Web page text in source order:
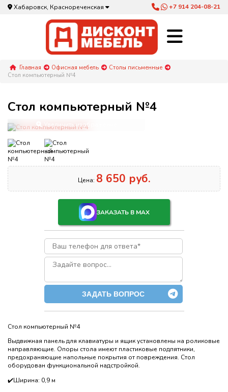
Хабаровск, Краснореченская +7 914 204-08-21
Главная Офисная мебель
Столы письменные
Стол компьютерный №4
Стол компьютерный №4
Увеличить изображение
Цена: 8 650 руб.
ЗАКАЗАТЬ В MAX
ЗАДАТЬ ВОПРОС
Стол компьютерный №4
Выдвижная панель для клавиатуры и ящик установлены на роликовые
направляющие. Опоры стола имеют пластиковые подпятники,
предохраняющие напольные покрытия от повреждения. Стол
оборудован функциональной надстройкой.
✔️Ширина: 0,9 м